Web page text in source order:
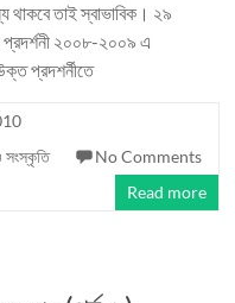
থাকবে তাই স্বাভাবিক। ২৯
প্রদর্শনী ২০০৮-২০০৯ এ
প্রদশর্নীতে
সংস্কৃতি
No Comments
Read more